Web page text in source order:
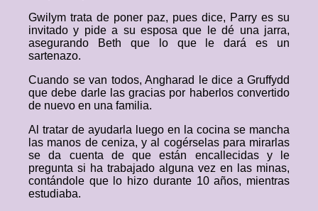
Gwilym trata de poner paz, pues dice, Parry es su
invitado y pide a su esposa que le dé una jarra,
asegurando Beth que lo que le dará es un
sartenazo.
Cuando se van todos, Angharad le dice a Gruffydd
que debe darle las gracias por haberlos convertido
de nuevo en una familia.
Al tratar de ayudarla luego en la cocina se mancha
las manos de ceniza, y al cogérselas para mirarlas
se da cuenta de que están encallecidas y le
pregunta si ha trabajado alguna vez en las minas,
contándole que lo hizo durante 10 años, mientras
estudiaba.